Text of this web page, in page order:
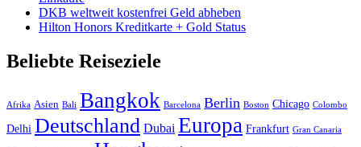
DKB weltweit kostenfrei Geld abheben
Hilton Honors Kreditkarte + Gold Status
Beliebte Reiseziele
Afrika Asien Bali Bangkok Barcelona Berlin Boston Chicago Colombo
Delhi Deutschland Dubai Europa Frankfurt Gran Canaria